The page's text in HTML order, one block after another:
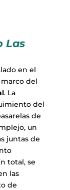
Las
en el
del
. La
del
de
un
juntas de
total, se
las
de